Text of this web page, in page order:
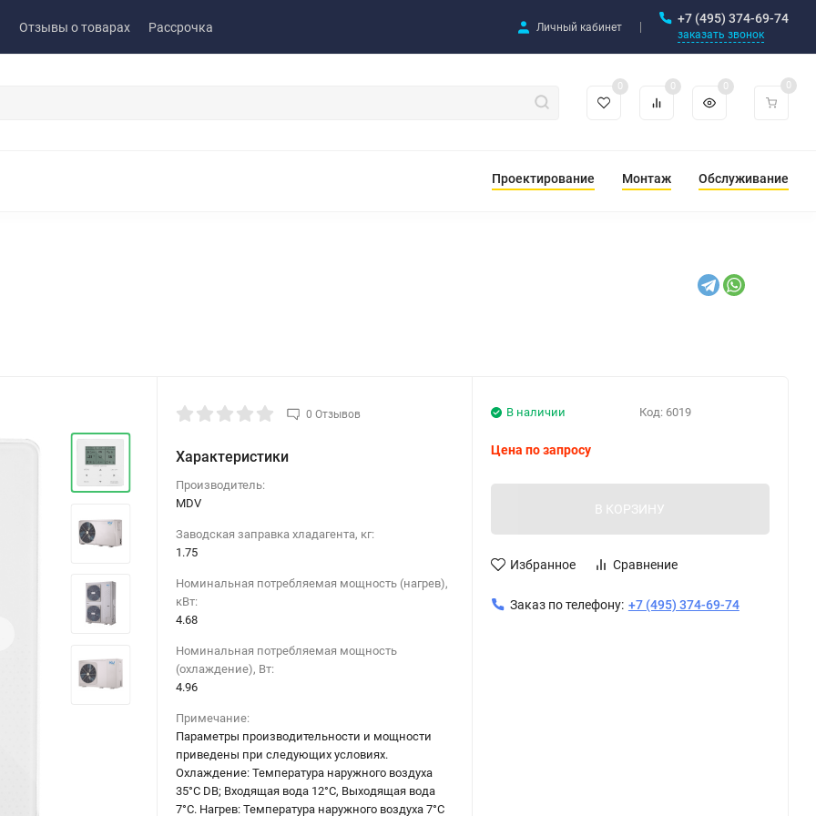
Отзывы о товарах Рассрочка Личный кабинет
+7 (495) 374-69-74
заказать звонок
0 0 0 0
Проектирование Монтаж Обслуживание
0 Отзывов
Характеристики
Производитель:
MDV
Заводская заправка хладагента, кг:
1.75
Номинальная потребляемая мощность (нагрев),
кВт:
4.68
Номинальная потребляемая мощность
(охлаждение), Вт:
4.96
Примечание:
Параметры производительности и мощности
приведены при следующих условиях.
Охлаждение: Температура наружного воздуха
35°C DB; Входящая вода 12°C, Выходящая вода
7°C. Нагрев: Температура наружного воздуха 7°C
Код: 6019
В наличии
Цена по запросу
В КОРЗИНУ
Избранное Сравнение
Заказ по телефону: +7 (495) 374-69-74